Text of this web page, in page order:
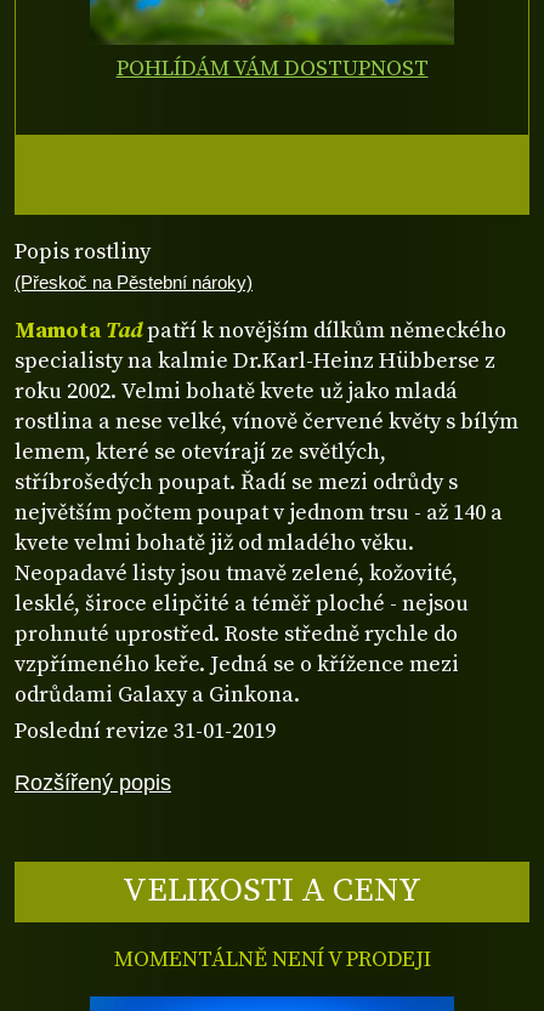
Rozšířený popis
Popis rostliny
(Přeskoč na Pěstební nároky)
Mamota Tadpatří k novějším dílkům německého
specialisty na kalmie Dr.Karl-Heinz Hübberse z
roku 2002. Velmi bohatě kvete už jako mladá
rostlina a nese velké, vínově červené květy s bílým
lemem, které se otevírají ze světlých,
stříbrošedých poupat. Řadí se mezi odrůdy s
největším počtem poupat v jednom trsu - až 140 a
kvete velmi bohatě již od mladého věku.
Neopadavé listy jsou tmavě zelené, kožovité,
lesklé, široce elipčité a téměř ploché - nejsou
prohnuté uprostřed. Roste středně rychle do
vzpřímeného keře. Jedná se o křížence mezi
odrůdami Galaxy a Ginkona.
Poslední revize 31-01-2019
VELIKOSTI A CENY
MOMENTÁLNĚ NENÍ V PRODEJI
POHLÍDÁM VÁM DOSTUPNOST